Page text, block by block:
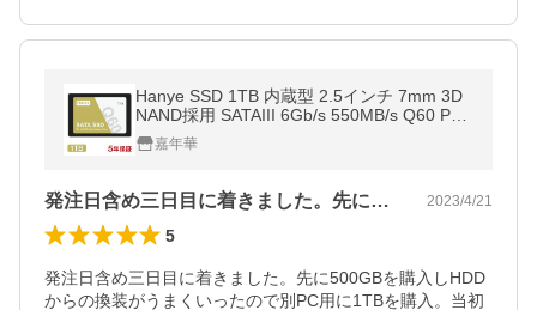
Hanye SSD 1TB 内蔵型 2.5インチ 7mm 3D
NAND採用 SATAIII 6Gb/s 550MB/s Q60 PS4
検証済み 国内5年保証・翌日配達送料無料 正
規代理店品
嘉年華
発注日含め三日目に着きました。先に50… 2023/4/21
5
発注日含め三日目に着きました。先に500GBを購入しHDD
からの換装がうまくいったので別PC用に1TBを購入。当初